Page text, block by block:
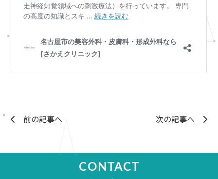
前の記事へ 次の記事へ
CONTACT